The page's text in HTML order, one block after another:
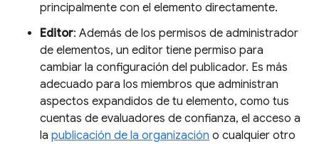
principalmente con el elemento directamente.
Editor: Además de los permisos de administrador
de elementos, un editor tiene permiso para
cambiar la configuración del publicador. Es más
adecuado para los miembros que administran
aspectos expandidos de tu elemento, como tus
cuentas de evaluadores de confianza, el acceso a
la publicación de la organización o cualquier otro